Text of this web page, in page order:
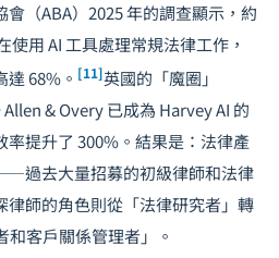
（ABA）2025 年的調查顯示，約
用 AI 工具處理常規法律工作，
68%。 [11]英國的「魔圈」
& Overy 已成為 Harvey AI 的
提升了 300%。結果是：法律產
過去大量招募的初級律師和法律
律師的角色則從「法律研究者」轉
和客戶關係管理者」。